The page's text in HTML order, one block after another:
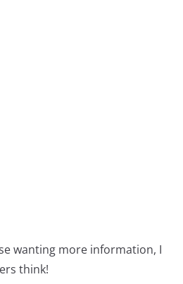
wanting more information, I
think!